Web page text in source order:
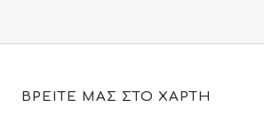
ΒΡΕΙΤΕ ΜΑΣ ΣΤΟ ΧΑΡΤΗ